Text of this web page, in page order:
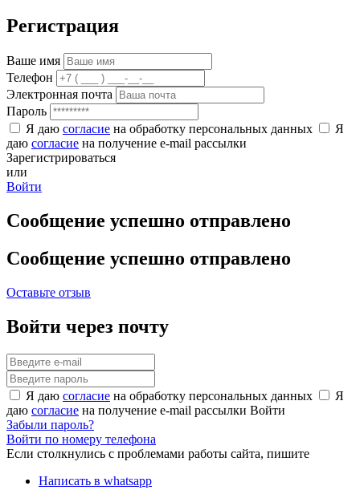
Регистрация
Ваше имя
Телефон
Электронная почта
Пароль
Я даю согласие на обработку персональных данных
Я
даю согласие на получение e-mail рассылки
Зарегистрироваться
или
Войти
Сообщение успешно отправлено
Сообщение успешно отправлено
Оставьте отзыв
Войти через почту
Я даю согласие на обработку персональных данных
Я
даю согласие на получение e-mail рассылки Войти
Забыли пароль?
Войти по номеру телефона
Если столкнулись с проблемами работы сайта, пишите
Написать в whatsapp